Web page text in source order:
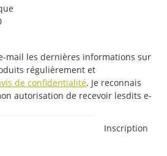
mail les dernières informations sur
régulièrement et
de confidentialité. Je reconnais
autorisation de recevoir lesdits e-
Inscription